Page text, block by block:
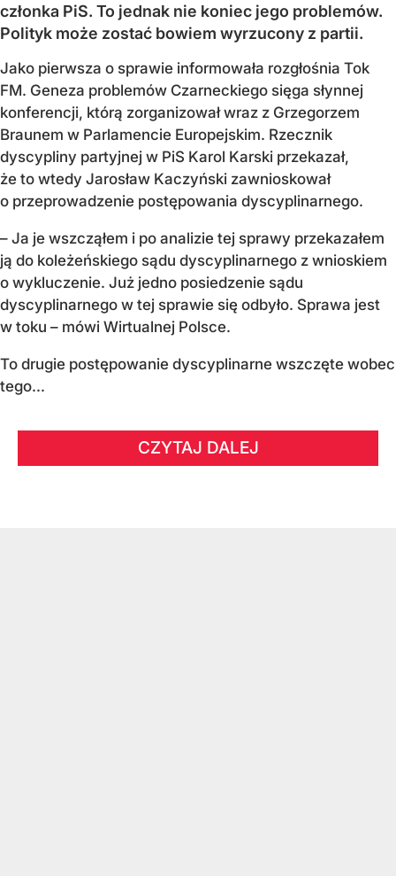
członka PiS. To jednak nie koniec jego problemów.
Polityk może zostać bowiem wyrzucony z partii.
Jako pierwsza o sprawie informowała rozgłośnia Tok
FM. Geneza problemów Czarneckiego sięga słynnej
konferencji, którą zorganizował wraz z Grzegorzem
Braunem w Parlamencie Europejskim. Rzecznik
dyscypliny partyjnej w PiS Karol Karski przekazał,
że to wtedy Jarosław Kaczyński zawnioskował
o przeprowadzenie postępowania dyscyplinarnego.
– Ja je wszcząłem i po analizie tej sprawy przekazałem
ją do koleżeńskiego sądu dyscyplinarnego z wnioskiem
o wykluczenie. Już jedno posiedzenie sądu
dyscyplinarnego w tej sprawie się odbyło. Sprawa jest
w toku – mówi Wirtualnej Polsce.
To drugie postępowanie dyscyplinarne wszczęte wobec
tego...
CZYTAJ DALEJ